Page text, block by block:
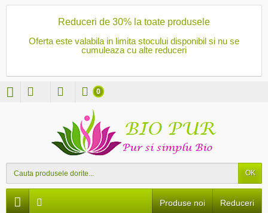
Reduceri de 30% la toate produsele
Oferta este valabila in limita stocului disponibil si nu se
cumuleaza cu alte reduceri
OK
0
Reduceri
Produse noi